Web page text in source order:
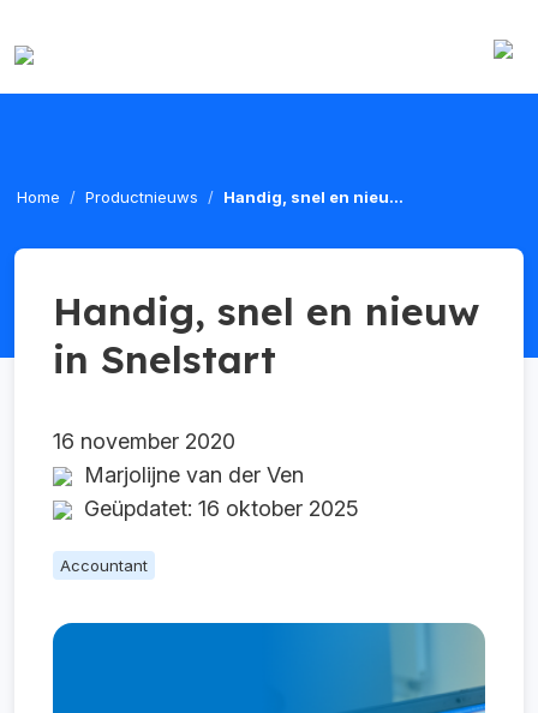
Home Productnieuws Handig, snel en nieu...
Handig, snel en nieuw
in Snelstart
16 november 2020
Marjolijne van der Ven
Geüpdatet: 16 oktober 2025
Accountant